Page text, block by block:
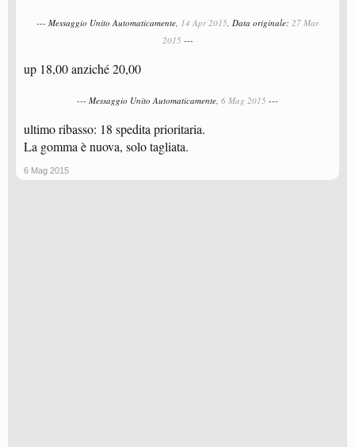
--- Messaggio Unito Automaticamente, 14 Apr 2015, Data originale: 27 Mar
2015 ---
up 18,00 anziché 20,00
--- Messaggio Unito Automaticamente, 6 Mag 2015 ---
ultimo ribasso: 18 spedita prioritaria.
La gomma è nuova, solo tagliata.
6 Mag 2015